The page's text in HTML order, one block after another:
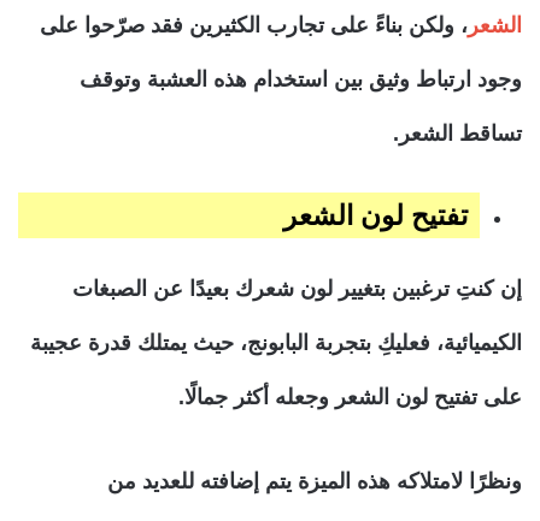
الشعر ، ولكن بناءً على تجارب الكثيرين فقد صرّحوا على
وجود ارتباط وثيق بين استخدام هذه العشبة وتوقف
تساقط الشعر.
تفتيح لون الشعر
إن كنتِ ترغبين بتغيير لون شعرك بعيدًا عن الصبغات
الكيميائية، فعليكِ بتجربة البابونج، حيث يمتلك قدرة عجيبة
على تفتيح لون الشعر وجعله أكثر جمالًا.
ونظرًا لامتلاكه هذه الميزة يتم إضافته للعديد من